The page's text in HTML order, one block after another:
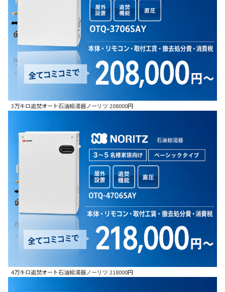
3万キロ追焚オート石油給湯器ノーリツ 208000円
4万キロ追焚オート石油給湯器ノーリツ 218000円